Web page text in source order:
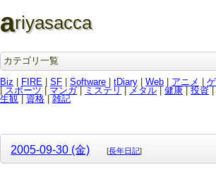
ariyasacca
カテゴリ一覧
Biz
FIRE SF Software tDiary Web アニメ
スポーツ | マンガ| ミステリ メタル 健康 投資
生観
資格| 雑記
2005-09-30 (金) [長年日記]